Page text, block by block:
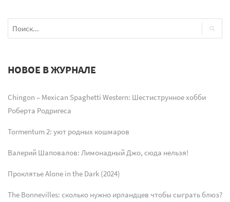
НОВОЕ В ЖУРНАЛЕ
Chingon – Mexican Spaghetti Western: Шестиструнное хобби
Роберта Родригеса
Tormentum 2: уют родных кошмаров
Валерий Шаповалов: Лимонадный Джо, сюда нельзя!
Проклятье Alone in the Dark (2024)
The Bonnevilles: сколько нужно ирландцев чтобы сыграть блюз?